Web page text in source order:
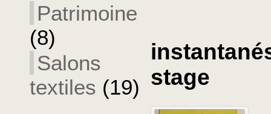
Patrimoine
(8)
Salons
textiles (19) stage